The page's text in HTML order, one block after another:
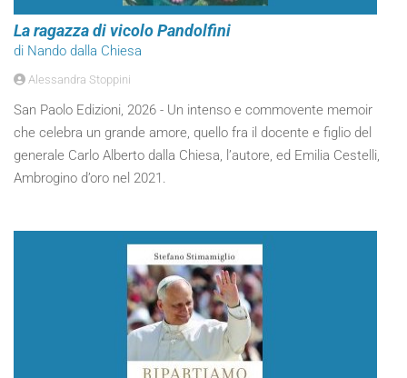
La ragazza di vicolo Pandolfini
di Nando dalla Chiesa
Alessandra Stoppini
San Paolo Edizioni, 2026 - Un intenso e commovente memoir
che celebra un grande amore, quello fra il docente e figlio del
generale Carlo Alberto dalla Chiesa, l’autore, ed Emilia Cestelli,
Ambrogino d’oro nel 2021.